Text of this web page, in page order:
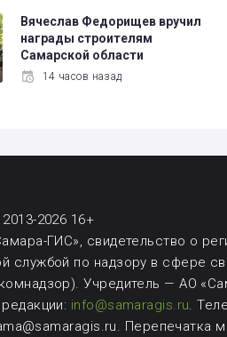
Вячеслав Федорищев вручил
награды строителям
Самарской области
14 часов назад
2026 16+
ГИС», свидетельство о
службой по надзору в сфере
Учредитель — АО
info@samaragis.ru.
Перепечатка